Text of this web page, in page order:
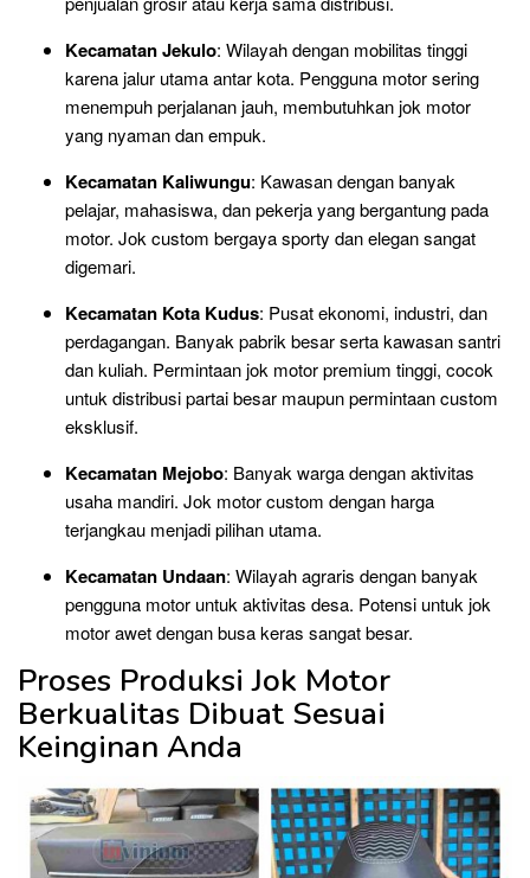
Kecamatan Jekulo: Wilayah dengan mobilitas tinggi
karena jalur utama antar kota. Pengguna motor sering
menempuh perjalanan jauh, membutuhkan jok motor
yang nyaman dan empuk.
Kecamatan Kaliwungu: Kawasan dengan banyak
pelajar, mahasiswa, dan pekerja yang bergantung pada
motor. Jok custom bergaya sporty dan elegan sangat
digemari.
Kecamatan Kota Kudus: Pusat ekonomi, industri, dan
perdagangan. Banyak pabrik besar serta kawasan santri
dan kuliah. Permintaan jok motor premium tinggi, cocok
untuk distribusi partai besar maupun permintaan custom
eksklusif.
Kecamatan Mejobo: Banyak warga dengan aktivitas
usaha mandiri. Jok motor custom dengan harga
terjangkau menjadi pilihan utama.
Kecamatan Undaan: Wilayah agraris dengan banyak
pengguna motor untuk aktivitas desa. Potensi untuk jok
motor awet dengan busa keras sangat besar.
Proses Produksi Jok Motor
Berkualitas Dibuat Sesuai
Keinginan Anda